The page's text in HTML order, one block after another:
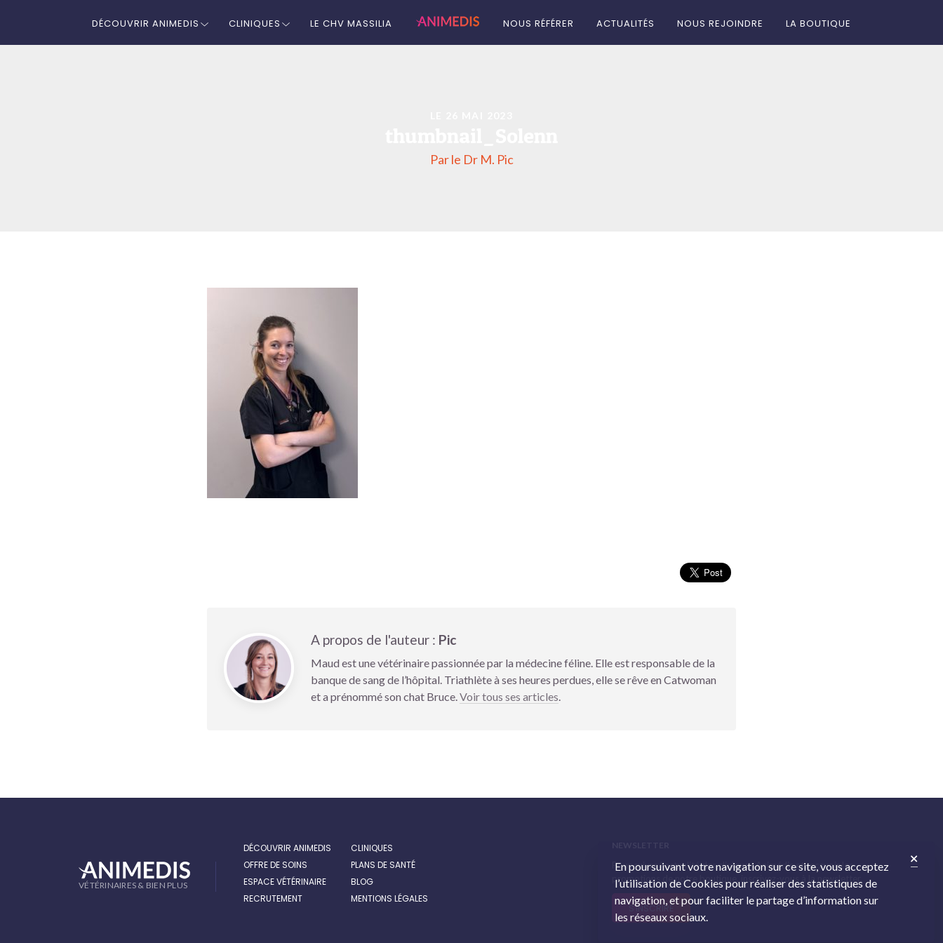
DÉCOUVRIR ANIMEDIS CLINIQUES LE CHV MASSILIA NOUS RÉFÉRER ACTUALITÉS NOUS REJOINDRE LA BOUTIQUE
Par le Dr M. Pic
A propos de l'auteur : Pic
Maud est une vétérinaire passionnée par la médecine féline. Elle est responsable de la
banque de sang de l’hôpital. Triathlète à ses heures perdues, elle se rêve en Catwoman
et a prénommé son chat Bruce.Voir tous ses articles.
VÉTÉRINAIRES & BIEN PLUS
DÉCOUVRIR ANIMEDIS
CLINIQUES
OFFRE DE SOINS
PLANS DE SANTÉ
ESPACE VÉTÉRINAIRE
BLOG
RECRUTEMENT
MENTIONS LÉGALES
Pour suivre l’actualité des cliniques Animédis et recevoir les
promotions de notre boutique, inscrivez-vous à la newsletter.
S'INSCRIRE
En poursuivant votre navigation sur ce site, vous acceptez
l’utilisation de Cookies pour réaliser des statistiques de
navigation, et pour faciliter le partage d’information sur
les réseaux sociaux.